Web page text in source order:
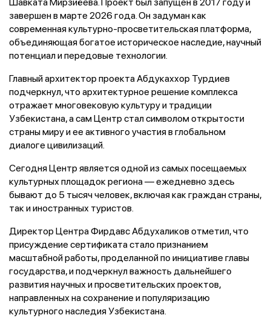
завершен в марте 2026 года. Он задуман как
современная культурно-просветительская платформа,
объединяющая богатое историческое наследие, научный
потенциал и передовые технологии.
Главный архитектор проекта Абдукаххор Турдиев
подчеркнул, что архитектурное решение комплекса
отражает многовековую культуру и традиции
Узбекистана, а сам Центр стал символом открытости
страны миру и ее активного участия в глобальном
диалоге цивилизаций.
Сегодня Центр является одной из самых посещаемых
культурных площадок региона — ежедневно здесь
бывают до 5 тысяч человек, включая как граждан страны,
так и иностранных туристов.
Директор Центра Фирдавс Абдухаликов отметил, что
присуждение сертификата стало признанием
масштабной работы, проделанной по инициативе главы
государства, и подчеркнул важность дальнейшего
развития научных и просветительских проектов,
направленных на сохранение и популяризацию
культурного наследия Узбекистана.